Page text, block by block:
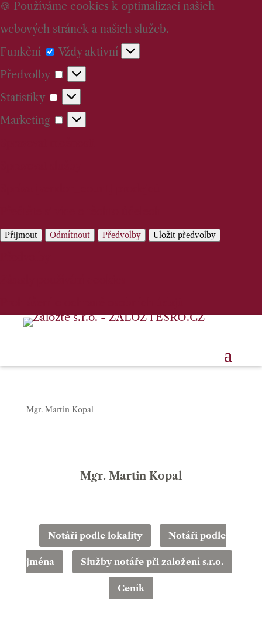
🍪 Používáme cookies k optimalizaci našich
webových stránek a našich služeb.
Funkční
Funkční
Vždy aktivní
Předvolby
Předvolby
Statistiky
Statistiky
Marketing
Marketing
Přijmout Odmítnout Předvolby Uložit předvolby
Mgr. Martin Kopal
Mgr. Martin Kopal
Notáři podle lokality Notáři podle
jména Služby notáře při založení s.r.o.
Ceník